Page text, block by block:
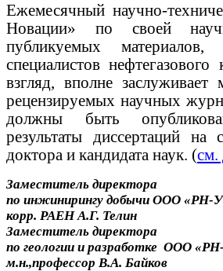
Ежемесячный научно-
Новации» по своей
публикуемых материалов,
специалистов
взгляд, вполне
рецензируемых научных
должны быть
результаты диссертаций на
доктора и кандидата наук. (см.
Заместитель директора
по инжинирингу добычи ООО
корр. РАЕН А.Г. Телин
Заместитель директора
по геологии и разработке ООО
м.н.,профессор В.А. Байков